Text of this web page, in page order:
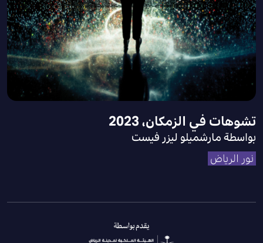
تشوهات في الزمكان، 2023
بواسطة مارشميلو ليزر فيست
نور الرياض